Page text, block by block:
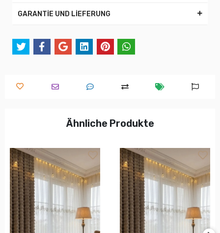
GARANTİE UND LİEFERUNG
Ähnliche Produkte